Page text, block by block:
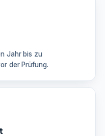
Jahr bis zu
der Prüfung.